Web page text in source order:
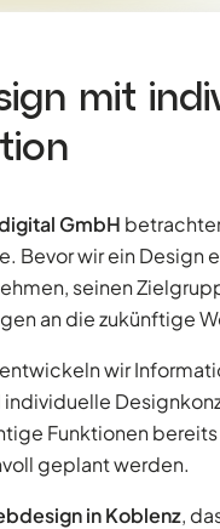
mit
GmbH
Bevor wir ein Design
seinen
an die zukünftige
wir
Funktionen
geplant werden.
in Koblenz,